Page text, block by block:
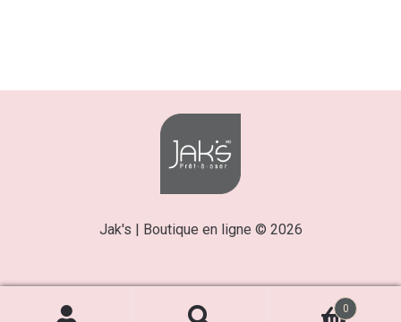
Jak's | Boutique en ligne © 2026
0